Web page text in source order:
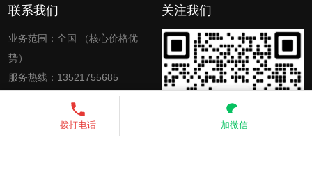
联系我们
业务范围：全国 （核心价格优
势）
服务热线：13521755685
电子邮箱：zkinte@139.com、
3451542150@qq.com
关注我们
拨打电话 加微信
13521755685 发送短信